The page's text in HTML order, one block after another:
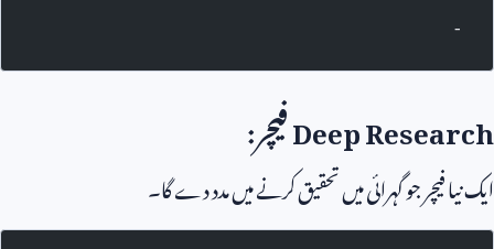
-
Deep Researchفیچر:
ایک نیا فیچر جو گہرائی میں تحقیق کرنے میں مدد دے گا۔